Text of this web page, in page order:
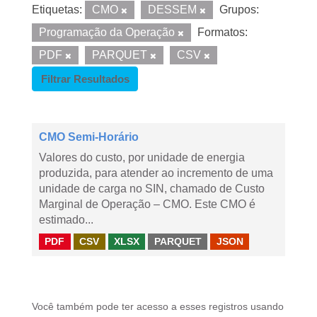
Etiquetas: CMO DESSEM
Grupos:
Programação da Operação
Formatos:
PDF
PARQUET
CSV
Filtrar Resultados
CMO Semi-Horário
Valores do custo, por unidade de energia
produzida, para atender ao incremento de uma
unidade de carga no SIN, chamado de Custo
Marginal de Operação – CMO. Este CMO é
estimado...
PDF CSV XLSX PARQUET JSON
Você também pode ter acesso a esses registros usando